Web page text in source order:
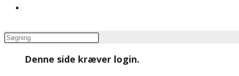
Press
to
Denne side kræver login.